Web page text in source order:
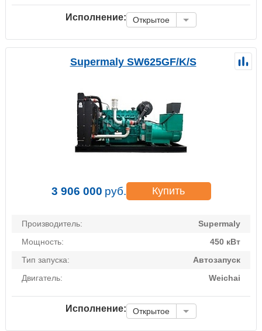
Исполнение: Открытое
Supermaly SW625GF/K/S
3 906 000 руб. Купить
Производитель:
Supermaly
Мощность:
450 кВт
Тип запуска:
Автозапуск
Двигатель:
Weichai
Исполнение: Открытое